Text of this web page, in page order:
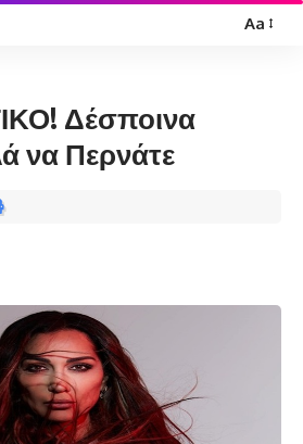
Aa
Δέσποινα
να Περνάτε